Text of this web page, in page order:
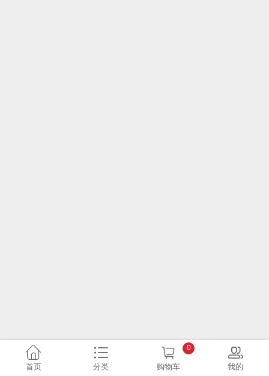
首页 分类 购物车
0
我的